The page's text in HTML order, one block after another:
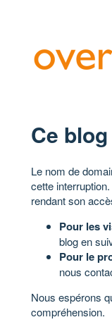
Ce
Le nom de
cette
rendant son
Pour les
blog en
Pour le
nous
Nous espérons
compréhension.